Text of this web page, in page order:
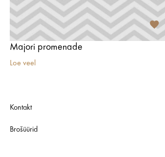
Majori promenade
Loe veel
Kontakt
Brošüürid